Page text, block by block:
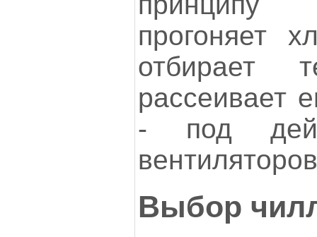
прогоняет
отбирает
рассеивает
- под
Выбор